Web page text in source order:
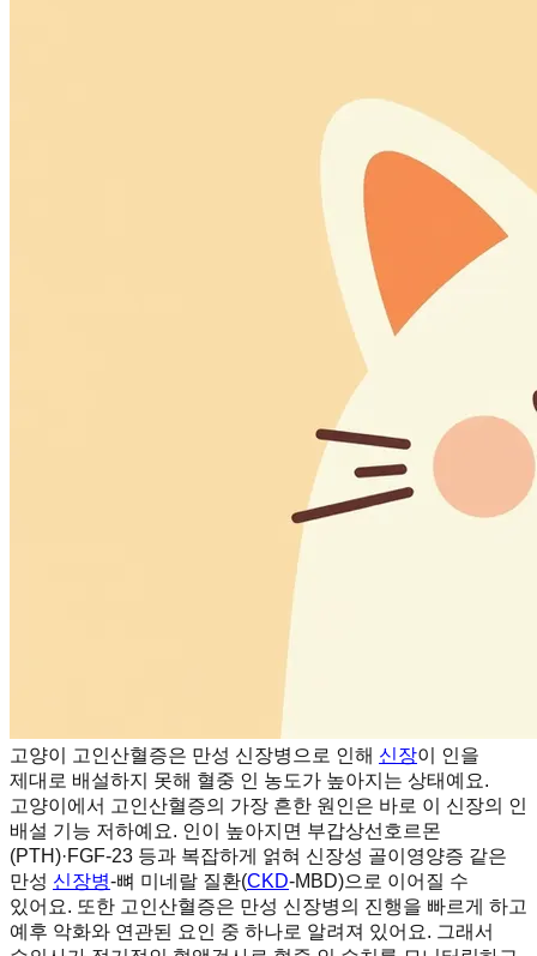
고양이 고인산혈증은 만성 신장병으로 인해 신장이 인을
제대로 배설하지 못해 혈중 인 농도가 높아지는 상태예요.
고양이에서 고인산혈증의 가장 흔한 원인은 바로 이 신장의 인
배설 기능 저하예요. 인이 높아지면 부갑상선호르몬
(PTH)·FGF-23 등과 복잡하게 얽혀 신장성 골이영양증 같은
만성 신장병-뼈 미네랄 질환(CKD-MBD)으로 이어질 수
있어요. 또한 고인산혈증은 만성 신장병의 진행을 빠르게 하고
예후 악화와 연관된 요인 중 하나로 알려져 있어요. 그래서